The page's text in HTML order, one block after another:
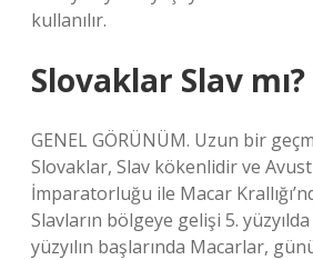
kullanılır.
Slovaklar Slav mı?
GENEL GÖRÜNÜM. Uzun bir
Slovaklar, Slav kökenlidir ve
İmparatorluğu ile Macar
Slavların bölgeye gelişi 5. yüzyılda
yüzyılın başlarında Macarlar,